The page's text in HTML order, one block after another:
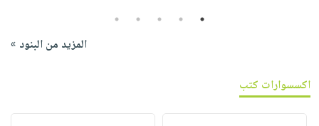
1
2
3
4
5
المزيد من البنود »
اكسسوارات كتب